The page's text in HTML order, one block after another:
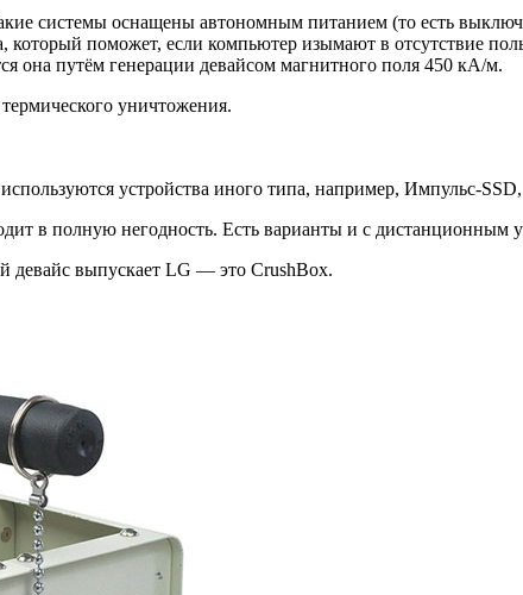
системы оснащены автономным питанием (то есть
поможет, если компьютер изымают в отсутствие
она путём генерации девайсом магнитного поля 450 кА/м.
уничтожения.
устройства иного типа, например, Импульс-
в полную негодность. Есть варианты и с дистанционным
девайс выпускает LG — это CrushBox.